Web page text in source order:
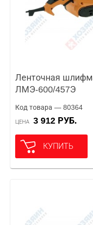
Ленточная
ЛМЭ-600/457Э
Код товара — 80364
ЦЕНА 3 912 РУБ.
КУПИТЬ